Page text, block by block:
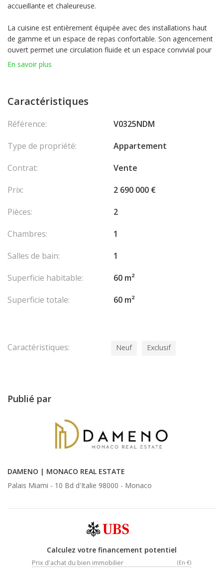
accueillante et chaleureuse.
La cuisine est entièrement équipée avec des installations haut
de gamme et un espace de repas confortable. Son agencement
ouvert permet une circulation fluide et un espace convivial pour
recevoir des invités. La présence de grandes fenêtres inonde
l'appartement de lumière naturelle.
goût pour le confort et la détente. Les matériaux de haute
faisant une rare opportunité sur le marché immobilier de
En savoir plus
Caractéristiques
Référence:
V0325NDM
Type de propriété:
Appartement
Contrat:
Vente
Prix:
2 690 000 €
Pièces:
2
Chambres:
1
Salles de bain:
1
Superficie habitable:
60 m²
Superficie totale:
60 m²
Caractéristiques: Neuf Exclusif
Publié par
DAMENO | MONACO REAL ESTATE
Palais Miami - 10 Bd d'Italie 98000 - Monaco
Calculez votre financement potentiel
Prix d'achat du bien immobilier (En €)